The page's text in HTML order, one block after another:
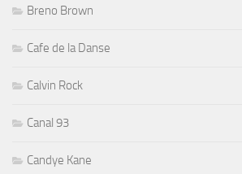
Breno Brown
Cafe de la Danse
Calvin Rock
Canal 93
Candye Kane